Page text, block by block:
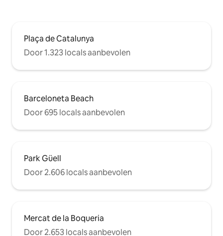
habitaciones, servicio de lavandería,
servicio de planchado y mueble bar.
Cesta de Bienvenida. Todo ello incluido
en el precio. APARTAMENTO TURÍSTICO
Plaça de Catalunya
Door 1.323 locals aanbevolen
Barceloneta Beach
Door 695 locals aanbevolen
Park Güell
Door 2.606 locals aanbevolen
Mercat de la Boqueria
Door 2.653 locals aanbevolen